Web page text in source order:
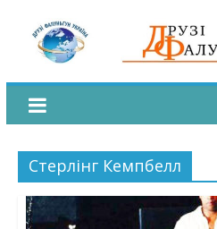
Стерлінг Кемпбелл